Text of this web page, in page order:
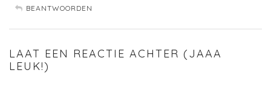
BEANTWOORDEN
LAAT EEN REACTIE ACHTER (JAAA
LEUK!)